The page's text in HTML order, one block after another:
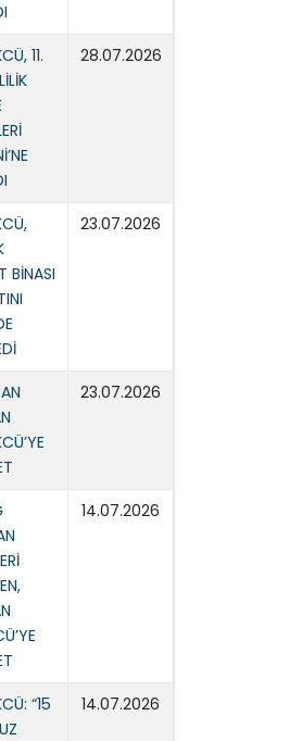
11.
28.07.2026
BİNASI
23.07.2026
23.07.2026
14.07.2026
“15
14.07.2026